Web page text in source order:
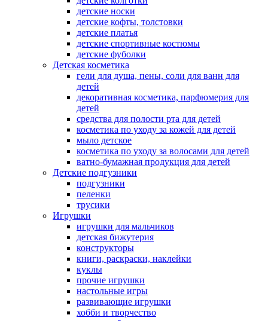
детские носки
детские кофты, толстовки
детские платья
детские спортивные костюмы
детские фуболки
Детская косметика
гели для душа, пены, соли для ванн для
детей
декоративная косметика, парфюмерия для
детей
средства для полости рта для детей
косметика по уходу за кожей для детей
мыло детское
косметика по уходу за волосами для детей
ватно-бумажная продукция для детей
Детские подгузники
подгузники
пеленки
трусики
Игрушки
игрушки для мальчиков
детская бижутерия
конструкторы
книги, раскраски, наклейки
куклы
прочие игрушки
настольные игры
развивающие игрушки
хобби и творчество